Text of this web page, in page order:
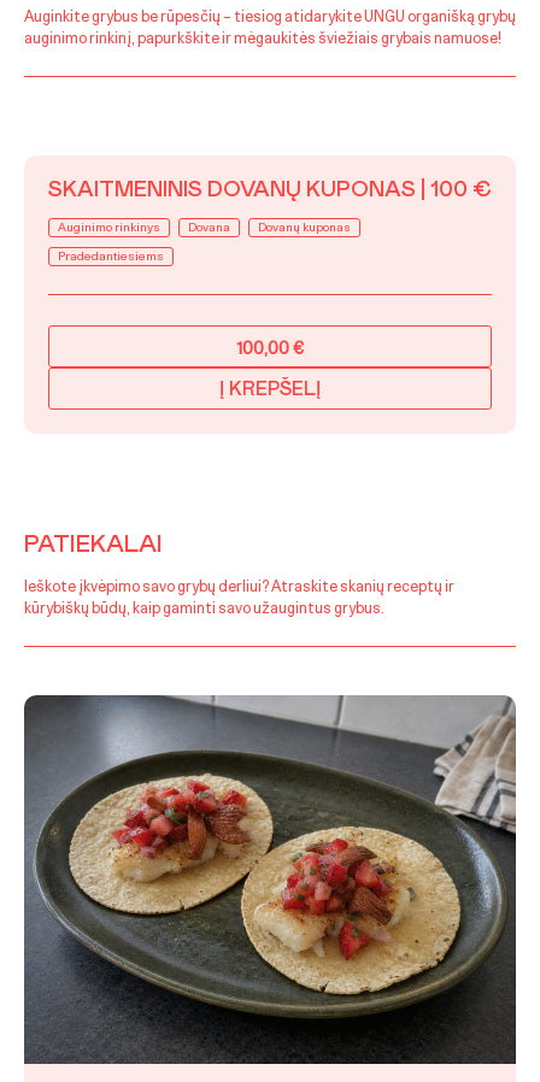
Auginkite grybus be rūpesčių – tiesiog atidarykite UNGU organišką grybų
auginimo rinkinį, papurkškite ir mėgaukitės šviežiais grybais namuose!
SKAITMENINIS DOVANŲ KUPONAS | 100 €
Auginimo rinkinys Dovana Dovanų kuponas
Pradedantiesiems
100,00 €
Į KREPŠELĮ
PATIEKALAI
Ieškote įkvėpimo savo grybų derliui? Atraskite skanių receptų ir
kūrybiškų būdų, kaip gaminti savo užaugintus grybus.